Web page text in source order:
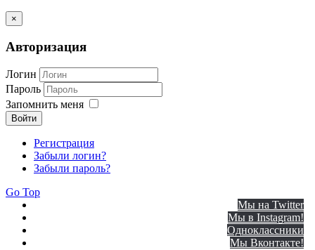
×
Авторизация
Логин
Пароль
Запомнить меня
Войти
Регистрация
Забыли логин?
Забыли пароль?
Go Top
Мы на Twitter
Мы в Instagram!
Одноклассники
Мы Вконтакте!